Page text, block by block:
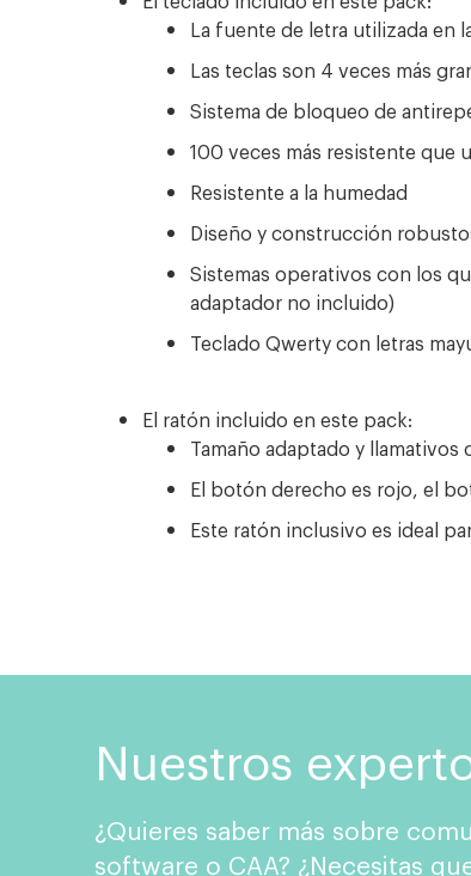
La fuente de letra utilizada en
Las teclas son 4 veces más
Sistema de bloqueo de
100 veces más resistente que
Resistente a la humedad
Diseño y construcción
Sistemas operativos con los
adaptador no incluido)
Teclado Qwerty con letras
El ratón incluido en este pack:
Tamaño adaptado y llamativos
El botón derecho es rojo, el
Este ratón inclusivo es ideal
Nuestros
¿Quieres saber más sobre
software o CAA? ¿Necesitas